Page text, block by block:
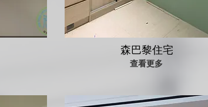
森巴黎住宅
查看更多